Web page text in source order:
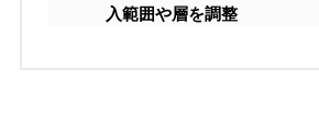
入範囲や層を調整